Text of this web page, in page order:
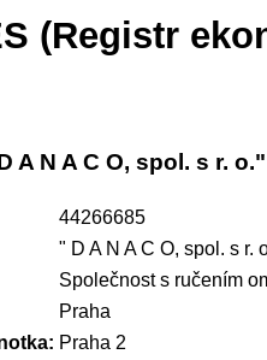
(Registr
A N A C O, spol. s r.
44266685
" D A N A C O, spol. s r.
Společnost s ručením
Praha
Praha 2